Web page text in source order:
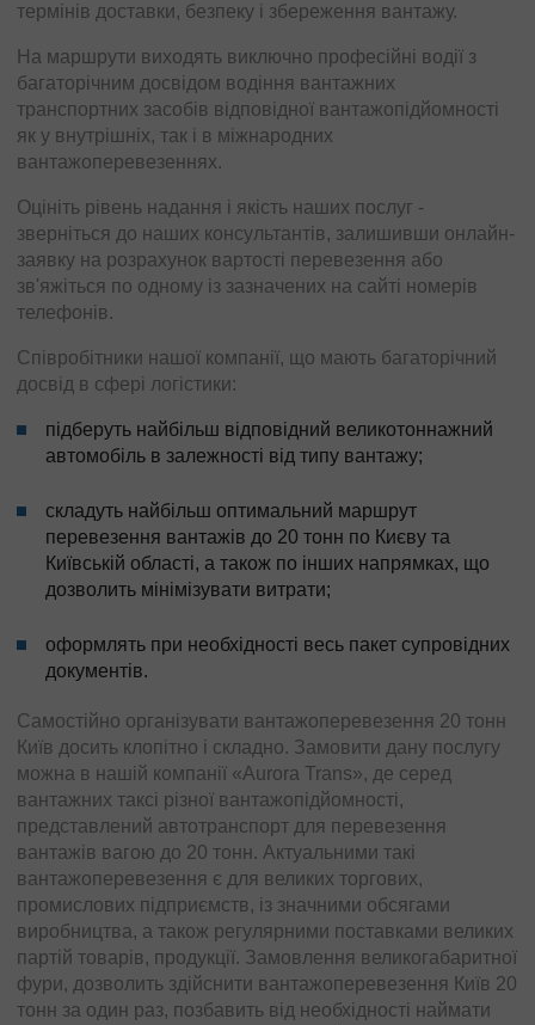
термінів доставки, безпеку і збереження вантажу.
На маршрути виходять виключно професійні водії з
багаторічним досвідом водіння вантажних
транспортних засобів відповідної вантажопідйомності
як у внутрішніх, так і в міжнародних
вантажоперевезеннях.
Оцініть рівень надання і якість наших послуг -
зверніться до наших консультантів, залишивши онлайн-
заявку на розрахунок вартості перевезення або
зв'яжіться по одному із зазначених на сайті номерів
телефонів.
Співробітники нашої компанії, що мають багаторічний
досвід в сфері логістики:
підберуть найбільш відповідний великотоннажний
автомобіль в залежності від типу вантажу;
складуть найбільш оптимальний маршрут
перевезення вантажів до 20 тонн по Києву та
Київській області, а також по інших напрямках, що
дозволить мінімізувати витрати;
оформлять при необхідності весь пакет супровідних
документів.
Самостійно організувати вантажоперевезення 20 тонн
Київ досить клопітно і складно. Замовити дану послугу
можна в нашій компанії «Aurora Trans», де серед
вантажних таксі різної вантажопідйомності,
представлений автотранспорт для перевезення
вантажів вагою до 20 тонн. Актуальними такі
вантажоперевезення є для великих торгових,
промислових підприємств, із значними обсягами
виробництва, а також регулярними поставками великих
партій товарів, продукції. Замовлення великогабаритної
фури, дозволить здійснити вантажоперевезення Київ 20
тонн за один раз, позбавить від необхідності наймати